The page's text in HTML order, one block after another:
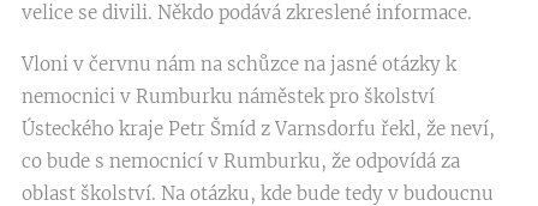
velice se divili. Někdo podává zkreslené informace.
Vloni v červnu nám na schůzce na jasné otázky k
nemocnici v Rumburku náměstek pro školství
Ústeckého kraje Petr Šmíd z Varnsdorfu řekl, že neví,
co bude s nemocnicí v Rumburku, že odpovídá za
oblast školství. Na otázku, kde bude tedy v budoucnu